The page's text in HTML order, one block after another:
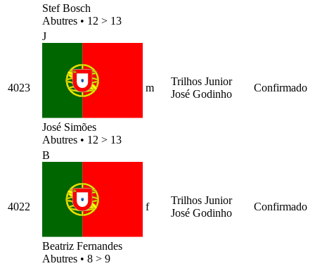
Stef Bosch
Abutres • 12 > 13
4023
J
José Simões
Abutres • 12 > 13
m
Trilhos Junior
José Godinho
Confirmado
4022
B
Beatriz Fernandes
Abutres • 8 > 9
f
Trilhos Junior
José Godinho
Confirmado